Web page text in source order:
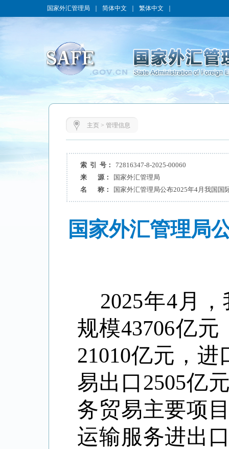
国家外汇管理局 简体中文 繁体中文
主页> 管理信息
索 引 号：
72816347-8-2025-00060
来 源：
国家外汇管理局
名 称：
国家外汇管理局公布2025年4月我国国
国家外汇管理局
2025年4月，
规模43706亿元
21010亿元，进
易出口2505亿
务贸易主要项
运输服务进出